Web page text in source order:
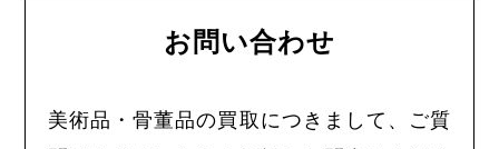
お問い合わせ
美術品・骨董品の買取につきまして、ご質